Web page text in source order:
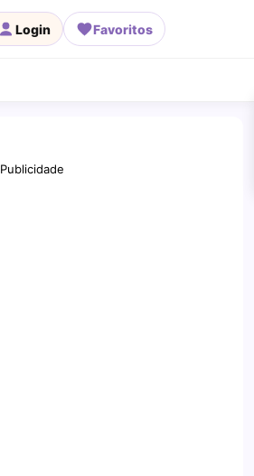
Login Favoritos
Publicidade